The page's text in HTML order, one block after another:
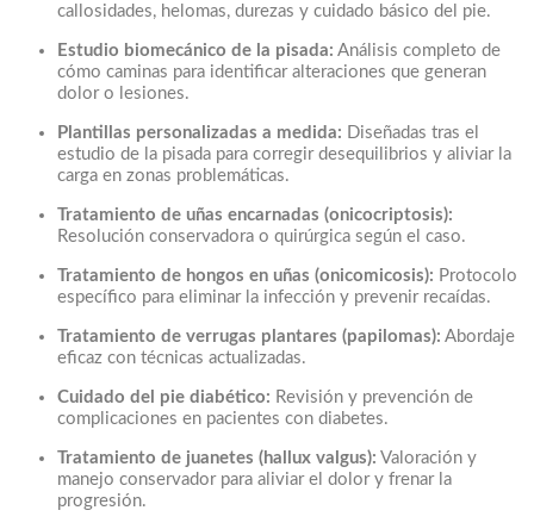
callosidades, helomas, durezas y cuidado básico del pie.
Estudio biomecánico de la pisada: Análisis completo de
cómo caminas para identificar alteraciones que generan
dolor o lesiones.
Plantillas personalizadas a medida: Diseñadas tras el
estudio de la pisada para corregir desequilibrios y aliviar la
carga en zonas problemáticas.
Tratamiento de uñas encarnadas (onicocriptosis):
Resolución conservadora o quirúrgica según el caso.
Tratamiento de hongos en uñas (onicomicosis): Protocolo
específico para eliminar la infección y prevenir recaídas.
Tratamiento de verrugas plantares (papilomas): Abordaje
eficaz con técnicas actualizadas.
Cuidado del pie diabético: Revisión y prevención de
complicaciones en pacientes con diabetes.
Tratamiento de juanetes (hallux valgus): Valoración y
manejo conservador para aliviar el dolor y frenar la
progresión.